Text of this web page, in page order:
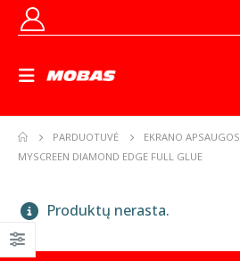
PARDUOTUVĖ EKRANO APSAUGOS
MYSCREEN DIAMOND EDGE FULL GLUE
Produktų nerasta.